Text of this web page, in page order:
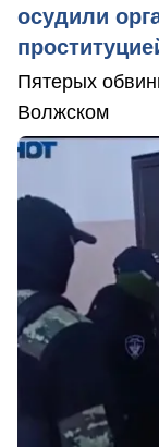
осудили
Пятерых
Волжском